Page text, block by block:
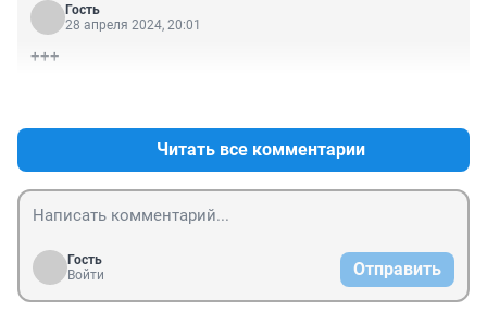
Гость
28 апреля 2024, 20:01
+++
Читать все комментарии
Гость
Войти
Отправить